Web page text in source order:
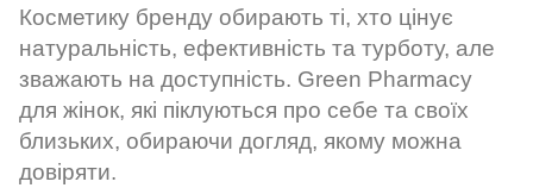
Косметику бренду обирають ті, хто цінує
натуральність, ефективність та турботу, але
зважають на доступність. Green Pharmacy
для жінок, які піклуються про себе та своїх
близьких, обираючи догляд, якому можна
довіряти.